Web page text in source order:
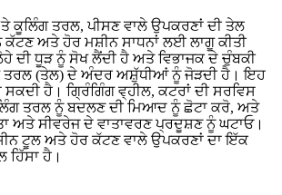
ਕੂਲਿੰਗ ਤਰਲ, ਪੀਸਣ ਵਾਲੇ ਉਪਕਰਣਾਂ ਦੀ ਤੇਲ
ਕੱਟਣ ਅਤੇ ਹੋਰ ਮਸ਼ੀਨ ਸਾਧਨਾਂ ਲਈ ਲਾਗੂ ਕੀਤੀ
ਦੀ ਧੂੜ ਨੂੰ ਸੋਖ ਲੈਂਦੀ ਹੈ ਅਤੇ ਵਿਭਾਜਕ ਦੇ ਚੁੰਬਕੀ
ਤਰਲ (ਤੇਲ) ਦੇ ਅੰਦਰ ਅਸ਼ੁੱਧੀਆਂ ਨੂੰ ਜੋੜਦੀ ਹੈ। ਇਹ
ਹੈ। ਗ੍ਰਿੰਗਿੰਗ ਵ੍ਹੀਲ, ਕਟਰਾਂ ਦੀ ਸਰਵਿਸ
ਤਰਲ ਨੂੰ ਬਦਲਣ ਦੀ ਮਿਆਦ ਨੂੰ ਛੋਟਾ ਕਰੋ, ਅਤੇ
ਅਤੇ ਸੀਵਰੇਜ ਦੇ ਵਾਤਾਵਰਣ ਪ੍ਰਦੂਸ਼ਣ ਨੂੰ ਘਟਾਓ।
ਟੂਲ ਅਤੇ ਹੋਰ ਕੱਟਣ ਵਾਲੇ ਉਪਕਰਣਾਂ ਦਾ ਇੱਕ
ਹੈ।